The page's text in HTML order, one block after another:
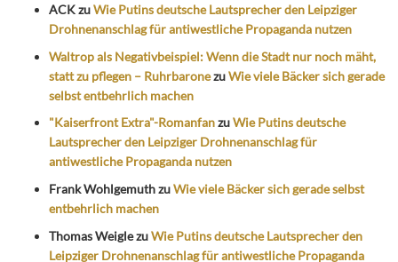
ACKzuWie Putins deutsche Lautsprecher den Leipziger
Drohnenanschlag für antiwestliche Propaganda nutzen
Waltrop als Negativbeispiel: Wenn die Stadt nur noch mäht,
statt zu pflegen – RuhrbaronezuWie viele Bäcker sich gerade
selbst entbehrlich machen
"Kaiserfront Extra"-RomanfanzuWie Putins deutsche
Lautsprecher den Leipziger Drohnenanschlag für
antiwestliche Propaganda nutzen
Frank WohlgemuthzuWie viele Bäcker sich gerade selbst
entbehrlich machen
Thomas WeiglezuWie Putins deutsche Lautsprecher den
Leipziger Drohnenanschlag für antiwestliche Propaganda